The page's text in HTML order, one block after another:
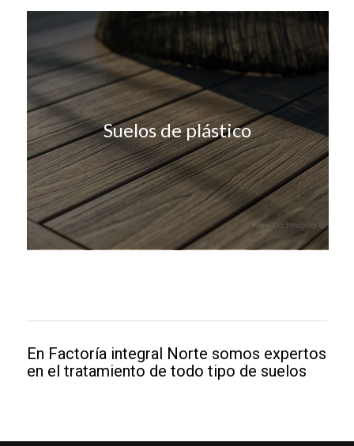
Suelos de plástico
En Factoría integral Norte somos expertos
en el tratamiento de todo tipo de suelos